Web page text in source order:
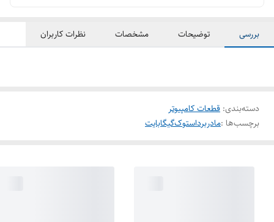
بررسی توضیحات مشخصات نظرات کاربران
دسته‌بندی: قطعات کامپیوتر
برچسب‌ها :مادربرداستوکگیگابایت